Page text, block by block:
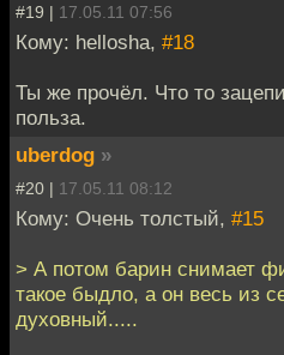
#19 | 17.05.11 07:56
Кому: hellosha, #18
Ты же прочёл. Что то
польза.
uberdog »
#20 | 17.05.11 08:12
Кому: Очень толстый, #15
> А потом барин снимает
такое быдло, а он весь из
духовный.....